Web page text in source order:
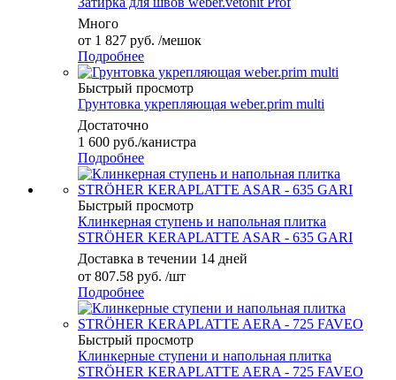
Много
от 1 827 руб. /мешок
Подробнее
Быстрый просмотр
Грунтовка укрепляющая weber.prim multi
Достаточно
1 600 руб./канистра
Подробнее
Быстрый просмотр
Клинкерная ступень и напольная плитка
STRÖHER KERAPLATTE ASAR - 635 GARI
Доставка в течении 14 дней
от 807.58 руб. /шт
Подробнее
Быстрый просмотр
Клинкерные ступени и напольная плитка
STRÖHER KERAPLATTE AERA - 725 FAVEO